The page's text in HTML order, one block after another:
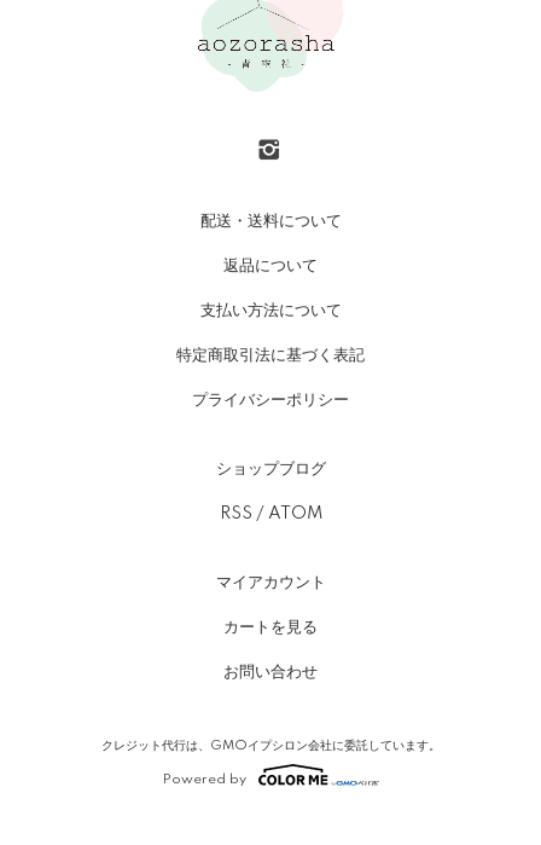
配送・送料について
返品について
支払い方法について
特定商取引法に基づく表記
プライバシーポリシー
ショップブログ
RSS / ATOM
マイアカウント
カートを見る
お問い合わせ
クレジット代行は、GMOイプシロン会社に委託しています。
Powered by